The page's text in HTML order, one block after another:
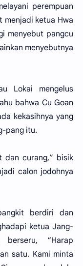
perempuan
menjadi ketua Hwa
menyebut pangcu
menyebutnya
Lokai mengelus
bahwa Cu Goan
kekasihnya yang
pang itu.
dan curang,” bisik
calon jodohnya
berdiri dan
ketua Jang-
“Harap
satu. Kami minta